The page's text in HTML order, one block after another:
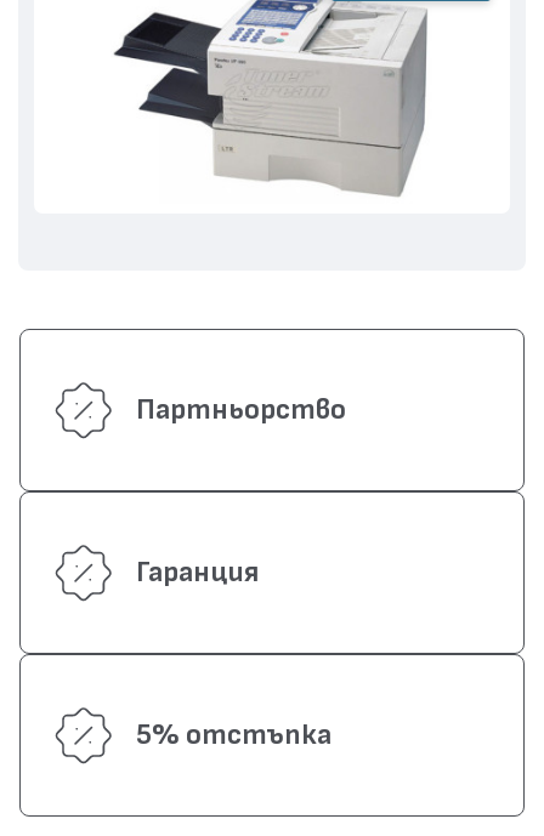
Партньорство
Гаранция
5% отстъпка